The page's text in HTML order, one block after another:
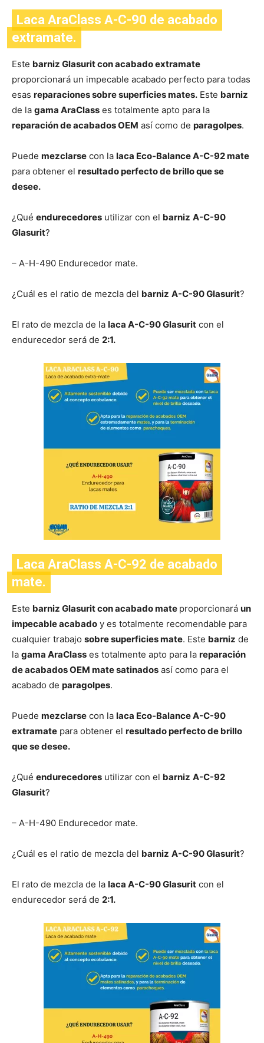
Laca AraClass A-C-90 de acabado
extramate.
Este barniz Glasurit con acabado extramate
proporcionará un impecable acabado perfecto para todas
esas reparaciones sobre superficies mates. Este barniz
de la gama AraClass es totalmente apto para la
reparación de acabados OEM así como de paragolpes.
Puede mezclarse con la laca Eco-Balance A-C-92 mate
para obtener el resultado perfecto de brillo que se
desee.
¿Qué endurecedores utilizar con el barniz A-C-90
Glasurit?
– A-H-490 Endurecedor mate.
¿Cuál es el ratio de mezcla del barniz A-C-90 Glasurit?
El rato de mezcla de la laca A-C-90 Glasurit con el
endurecedor será de 2:1.
Laca AraClass A-C-92 de acabado
mate.
Este barniz Glasurit con acabado mate proporcionará un
impecable acabado y es totalmente recomendable para
cualquier trabajo sobre superficies mate. Este barniz de
la gama AraClass es totalmente apto para la reparación
de acabados OEM mate satinados así como para el
acabado de paragolpes.
Puede mezclarse con la laca Eco-Balance A-C-90
extramate para obtener el resultado perfecto de brillo
que se desee.
¿Qué endurecedores utilizar con el barniz A-C-92
Glasurit?
– A-H-490 Endurecedor mate.
¿Cuál es el ratio de mezcla del barniz A-C-90 Glasurit?
El rato de mezcla de la laca A-C-90 Glasurit con el
endurecedor será de 2:1.